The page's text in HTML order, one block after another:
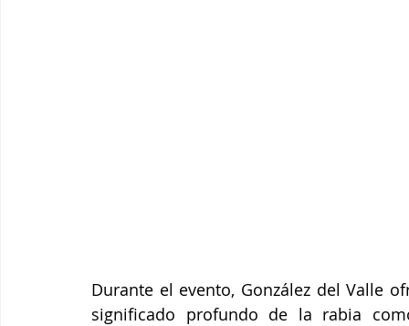
Durante el evento, González del Valle
significado profundo de la rabia